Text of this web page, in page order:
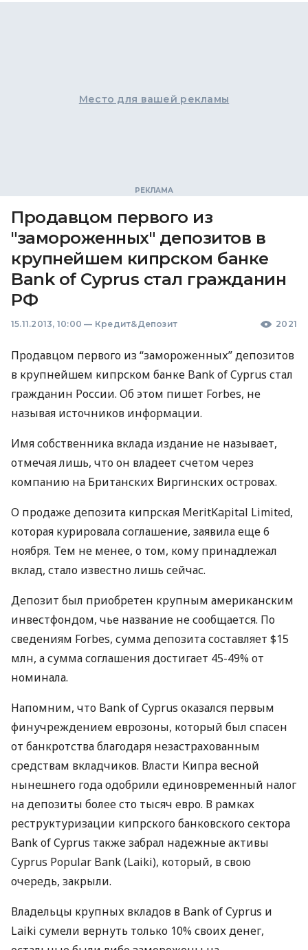
Место для вашей рекламы
Продавцом первого из
"замороженных" депозитов в
крупнейшем кипрском банке
Bank of Cyprus стал гражданин
РФ
15.11.2013, 10:00 — Кредит&Депозит 2021
Продавцом первого из “замороженных” депозитов
в крупнейшем кипрском банке Bank of Cyprus стал
гражданин России. Об этом пишет Forbes, не
называя источников информации.
Имя собственника вклада издание не называет,
отмечая лишь, что он владеет счетом через
компанию на Британских Виргинских островах.
О продаже депозита кипрская MeritKapital Limited,
которая курировала соглашение, заявила еще 6
ноября. Тем не менее, о том, кому принадлежал
вклад, стало известно лишь сейчас.
Депозит был приобретен крупным американским
инвестфондом, чье название не сообщается. По
сведениям Forbes, сумма депозита составляет $15
млн, а сумма соглашения достигает 45-49% от
номинала.
Напомним, что Bank of Cyprus оказался первым
финучреждением еврозоны, который был спасен
от банкротства благодаря незастрахованным
средствам вкладчиков. Власти Кипра весной
нынешнего года одобрили единовременный налог
на депозиты более сто тысяч евро. В рамках
реструктуризации кипрского банковского сектора
Bank of Cyprus также забрал надежные активы
Cyprus Popular Bank (Laiki), который, в свою
очередь, закрыли.
Владельцы крупных вкладов в Bank of Cyprus и
Laiki сумели вернуть только 10% своих денег,